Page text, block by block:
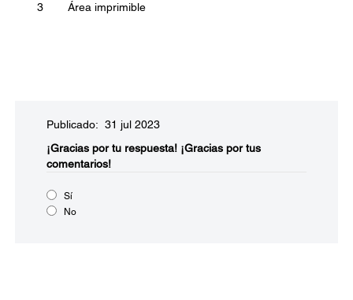
3 Área imprimible
Publicado: 31 jul 2023
¡Gracias por tu respuesta! ¡Gracias por tus
comentarios!
Sí
No